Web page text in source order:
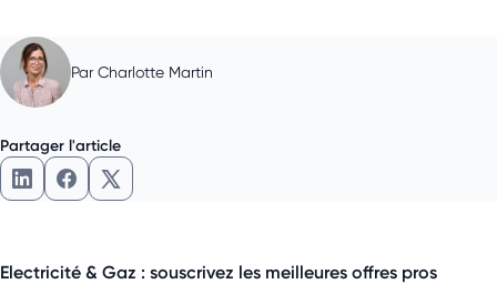
Par Charlotte Martin
Partager l'article
Partager l'article sur LinkedIn
Partager l'article sur Facebook
Partager l'article sur X
Electricité & Gaz : souscrivez les meilleures offres pros